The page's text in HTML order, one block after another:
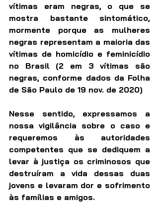
vítimas eram negras, o que se
mostra bastante sintomático,
mormente porque as mulheres
negras representam a maioria das
vítimas de homicídio e feminicídio
no Brasil (2 em 3 vítimas são
negras, conforme dados da Folha
de São Paulo de 19 nov. de 2020)
Nesse sentido, expressamos a
nossa vigilância sobre o caso e
requeremos às autoridades
competentes que se dediquem a
levar à justiça os criminosos que
destruíram a vida dessas duas
jovens e levaram dor e sofrimento
às famílias e amigos.